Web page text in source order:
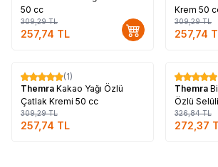
50 cc
309,29TL
257,74 TL
Krem 50
309,29TL
257,74
%17
(1)
Themra Kakao Yağı Özlü
Çatlak Kremi 50 cc
309,29TL
257,74 TL
%17
Themra
Özlü
326,84TL
272,37